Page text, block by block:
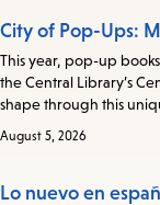
City of Pop-Ups:
This year, pop-up
the Central Library’s
shape through this
August 5, 2026
Lo nuevo en